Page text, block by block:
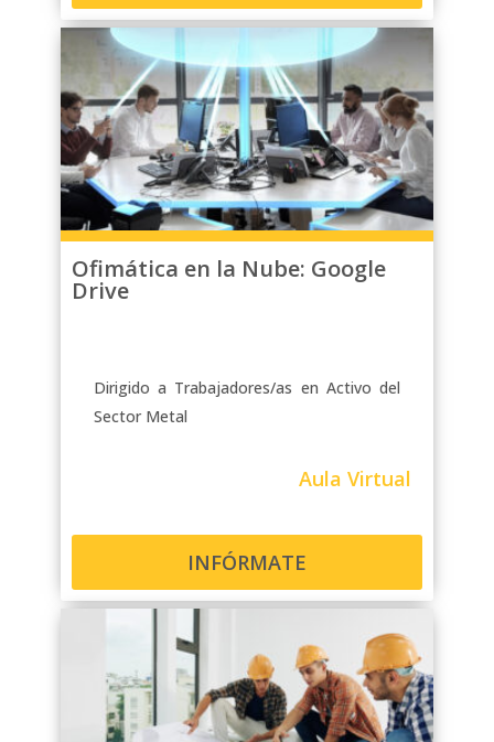
Ofimática en la Nube: Google
Drive
Dirigido a Trabajadores/as en Activo del
Sector Metal
Aula Virtual
INFÓRMATE